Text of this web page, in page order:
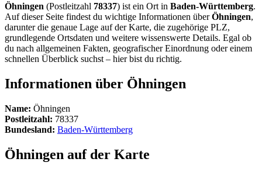
Öhningen (Postleitzahl 78337) ist ein Ort in Baden-Württemberg.
Auf dieser Seite findest du wichtige Informationen überÖhningen,
darunter die genaue Lage auf der Karte, die zugehörige PLZ,
grundlegende Ortsdaten und weitere wissenswerte Details. Egal ob
du nach allgemeinen Fakten, geografischer Einordnung oder einem
schnellen Überblick suchst – hier bist du richtig.
Informationen über Öhningen
Name: Öhningen
Postleitzahl: 78337
Bundesland: Baden-Württemberg
Öhningen auf der Karte